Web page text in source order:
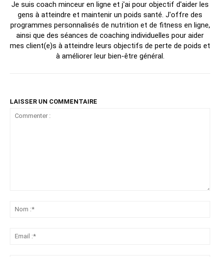
Je suis coach minceur en ligne et j'ai pour objectif d'aider les
gens à atteindre et maintenir un poids santé. J'offre des
programmes personnalisés de nutrition et de fitness en ligne,
ainsi que des séances de coaching individuelles pour aider
mes client(e)s à atteindre leurs objectifs de perte de poids et
à améliorer leur bien-être général.
LAISSER UN COMMENTAIRE